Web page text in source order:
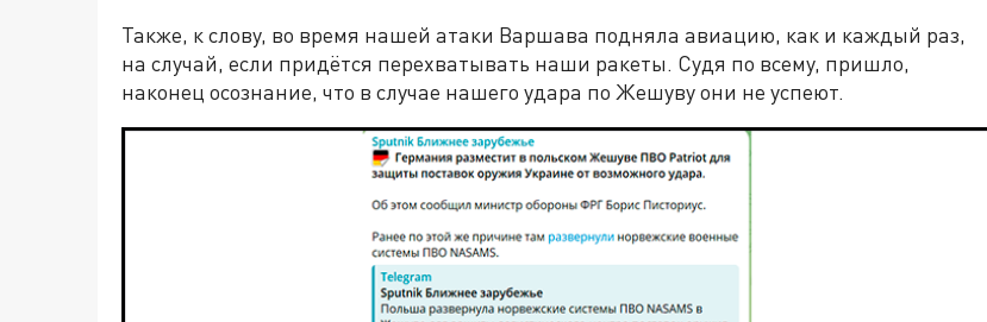
Также, к слову, во время нашей атаки Варшава подняла авиацию, как и каждый раз,
на случай, если придётся перехватывать наши ракеты. Судя по всему, пришло,
наконец осознание, что в случае нашего удара по Жешуву они не успеют.